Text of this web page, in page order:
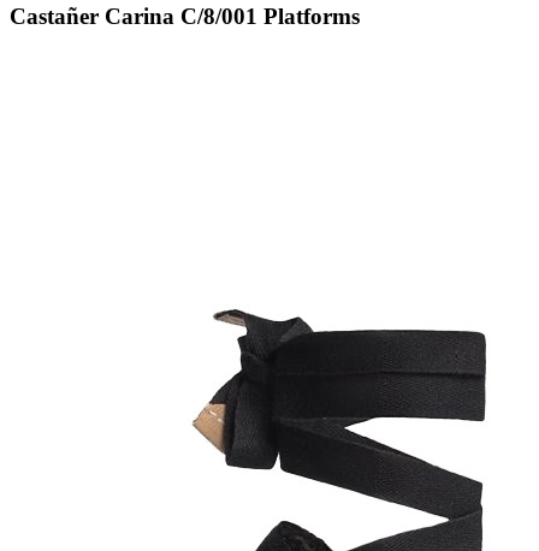
Castañer Carina C/8/001 Platforms